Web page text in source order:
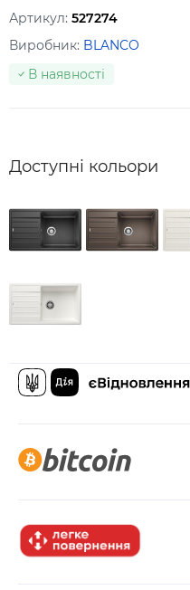
Артикул: 527274
Виробник: BLANCO
В наявності
Доступні кольори